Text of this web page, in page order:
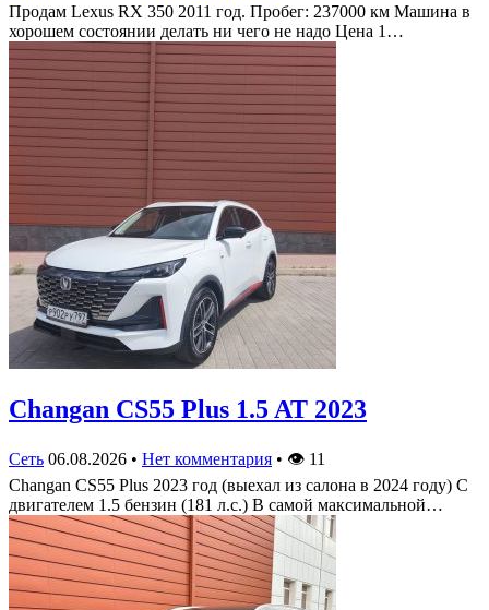
Продам Lexus RX 350 2011 год. Пробег: 237000 км Машина в
хорошем состоянии делать ни чего не надо Цена 1…
Changan CS55 Plus 1.5 AT 2023
Сеть 06.08.2026 • Нет комментария • 👁 11
Changan CS55 Plus 2023 год (выехал из салона в 2024 году) С
двигателем 1.5 бензин (181 л.с.) В самой максимальной…